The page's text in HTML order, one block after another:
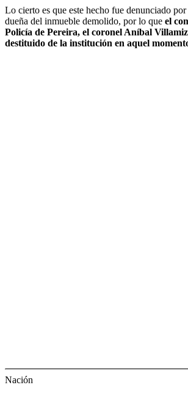
Lo cierto es que este hecho fue denunciado
dueña del inmueble demolido, por lo que el
Policía de Pereira, el coronel Aníbal
destituido de la institución en aquel
Nación